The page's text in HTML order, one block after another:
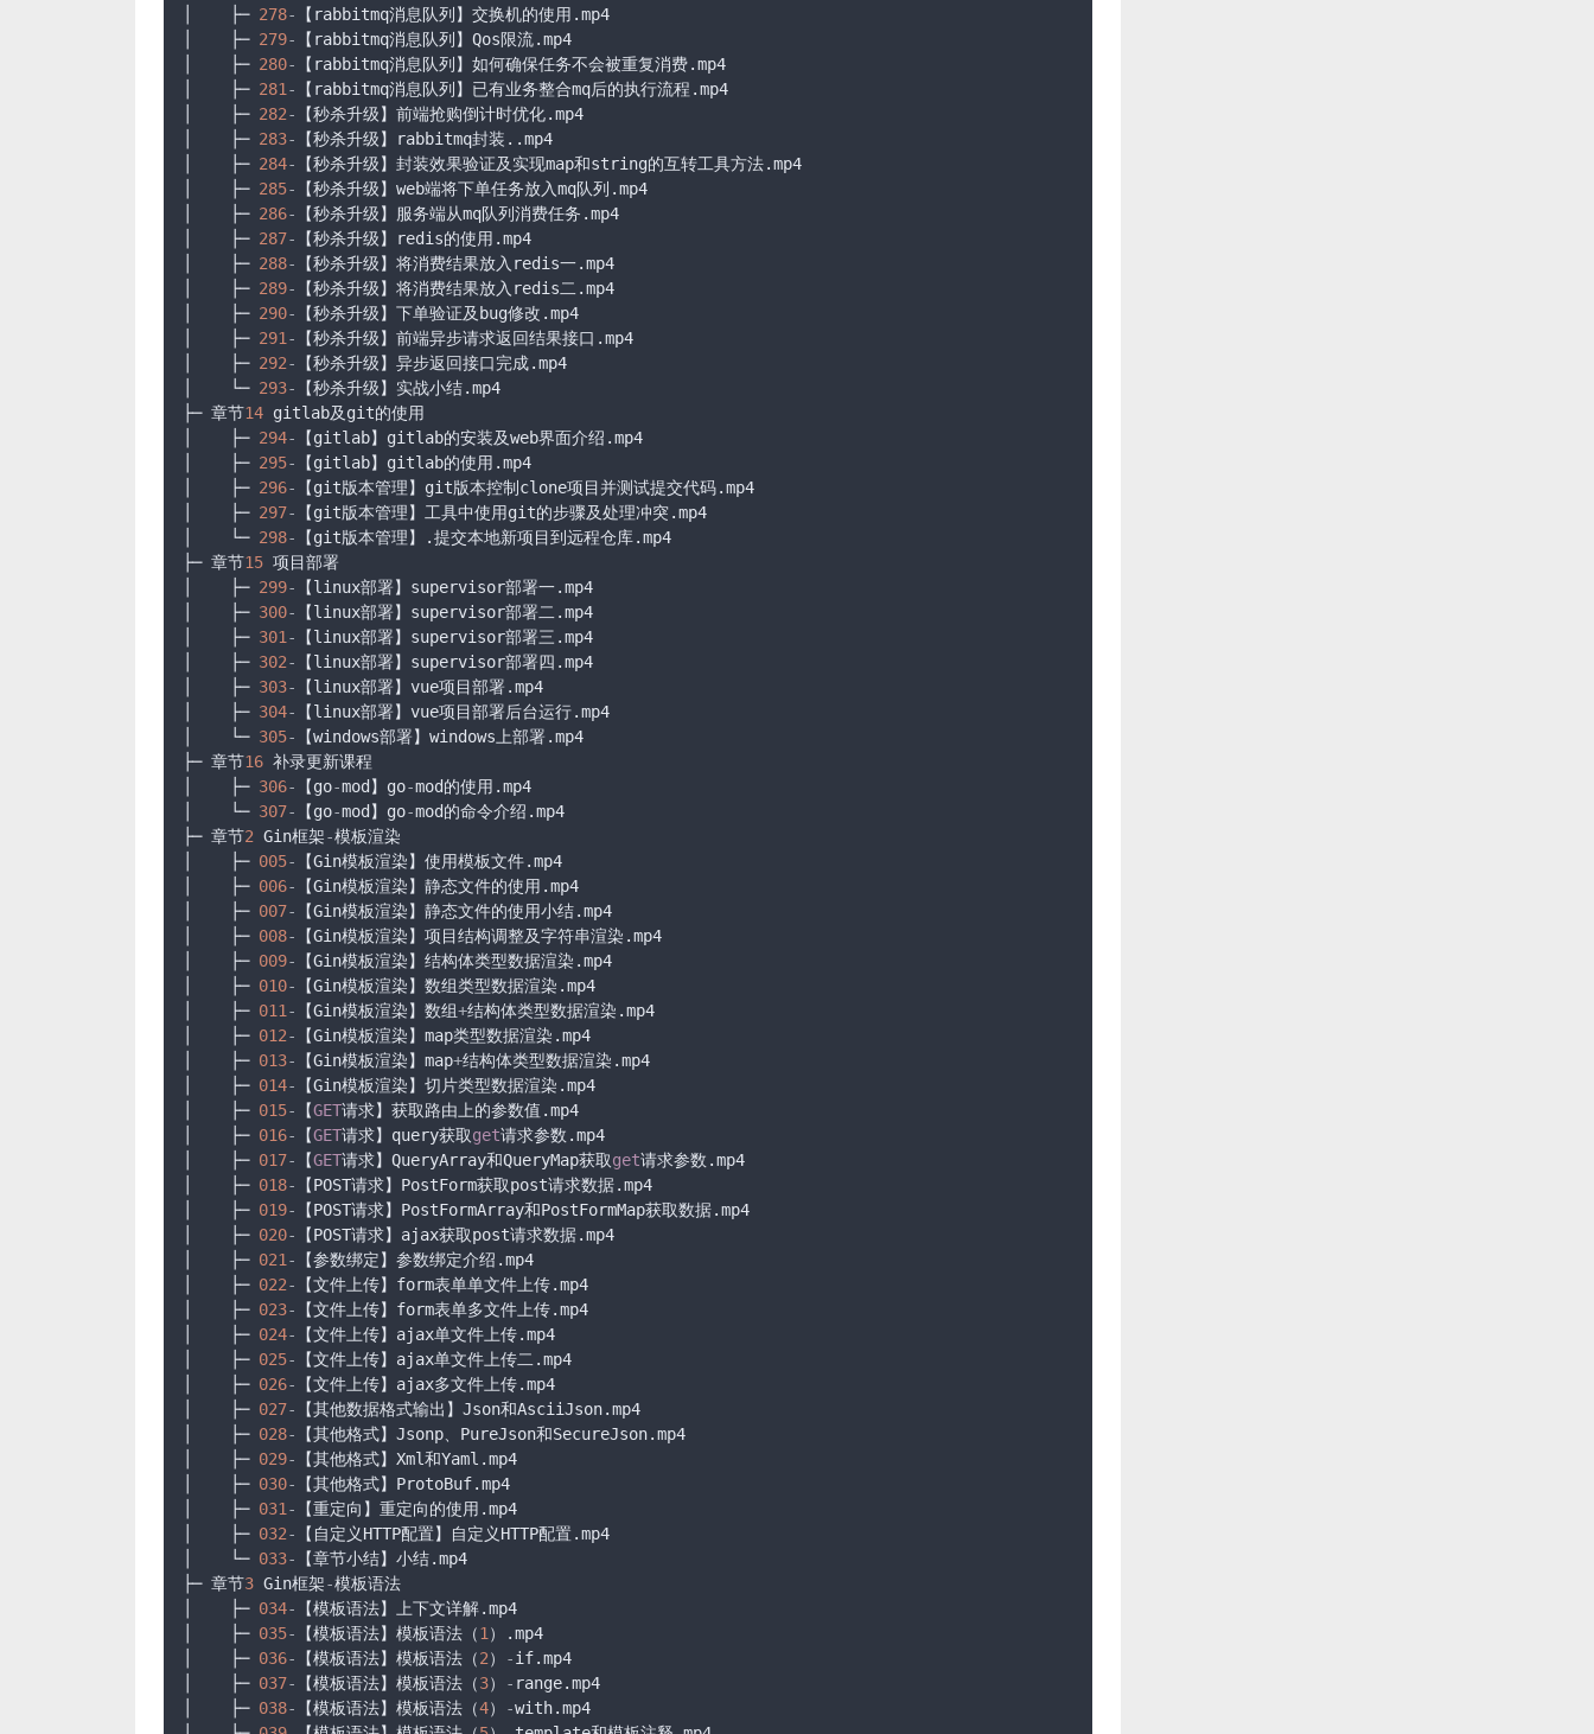
│    ├─ 278-
【rabbitmq消息队列】交换机的使用.mp4
│    ├─ 279-
【rabbitmq消息队列】Qos限流.mp4
│    ├─ 280-
【rabbitmq消息队列】如何确保任务不会被重复消费.mp4
│    ├─ 281 -
【rabbitmq消息队列】已有业务整合mq后的执行流程.mp4
│    ├─ 282-
【秒杀升级】前端抢购倒计时优化.mp4
│    ├─ 283-
【秒杀升级】rabbitmq封装..mp4
│    ├─ 284-
【秒杀升级】封装效果验证及实现map和string的互转工具方法.mp4
│    ├─ 285-
【秒杀升级】web端将下单任务放入mq队列.mp4
│    ├─ 286-
【秒杀升级】服务端从mq队列消费任务.mp4
│    ├─ 287-
【秒杀升级】redis的使用.mp4
│    ├─ 288-
【秒杀升级】将消费结果放入redis一.mp4
│    ├─ 289-
【秒杀升级】将消费结果放入redis二.mp4
│    ├─ 290-
【秒杀升级】下单验证及bug修改.mp4
│    ├─ 291 -
【秒杀升级】前端异步请求返回结果接口.mp4
│    ├─ 292-
【秒杀升级】异步返回接口完成.mp4
│    └─ 293-
【秒杀升级】实战小结.mp4
├─ 章节14 gitlab及git的使用
│    ├─ 294-
【gitlab】gitlab的安装及web界面介绍.mp4
│    ├─ 295-
【gitlab】gitlab的使用.mp4
│    ├─ 296-
【git版本管理】git版本控制clone项目并测试提交代码.mp4
│    ├─ 297-
【git版本管理】工具中使用git的步骤及处理冲突.mp4
│    └─ 298-
【git版本管理】.提交本地新项目到远程仓库.mp4
├─ 章节15 项目部署
│    ├─ 299-
【linux部署】supervisor部署一.mp4
│    ├─ 300-
【linux部署】supervisor部署二.mp4
│    ├─ 301 -
【linux部署】supervisor部署三.mp4
│    ├─ 302-
【linux部署】supervisor部署四.mp4
│    ├─ 303-
【linux部署】vue项目部署.mp4
│    ├─ 304-
【linux部署】vue项目部署后台运行.mp4
│    └─ 305-
【windows部署】windows上部署.mp4
├─ 章节16 补录更新课程
│    ├─ 306- 【go-mod】go-mod的使用.mp4
│    └─ 307- 【go-mod】go-mod的命令介绍.mp4
├─ 章节2 Gin框架-模板渲染
│    ├─ 005-
【Gin模板渲染】使用模板文件.mp4
│    ├─ 006-
【Gin模板渲染】静态文件的使用.mp4
│    ├─ 007-
【Gin模板渲染】静态文件的使用小结.mp4
│    ├─ 008-
【Gin模板渲染】项目结构调整及字符串渲染.mp4
│    ├─ 009-
【Gin模板渲染】结构体类型数据渲染.mp4
│    ├─ 010-
【Gin模板渲染】数组类型数据渲染.mp4
│    ├─ 011 - 【Gin模板渲染】数组+结构体类型数据渲染.mp4
│    ├─ 012-
【Gin模板渲染】map类型数据渲染.mp4
│    ├─ 013- 【Gin模板渲染】map+结构体类型数据渲染.mp4
│    ├─ 014-
【Gin模板渲染】切片类型数据渲染.mp4
│    ├─ 015- 【GET请求】获取路由上的参数值.mp4
│    ├─ 016- 【GET请求】query获取get请求参数.mp4
│    ├─ 017- 【GET请求】QueryArray和QueryMap获取get请求参数.mp4
│    ├─ 018-
【POST请求】PostForm获取post请求数据.mp4
│    ├─ 019-
【POST请求】PostFormArray和PostFormMap获取数据.mp4
│    ├─ 020-
【POST请求】ajax获取post请求数据.mp4
│    ├─ 021 -
【参数绑定】参数绑定介绍.mp4
│    ├─ 022-
【文件上传】form表单单文件上传.mp4
│    ├─ 023-
【文件上传】form表单多文件上传.mp4
│    ├─ 024-
【文件上传】ajax单文件上传.mp4
│    ├─ 025-
【文件上传】ajax单文件上传二.mp4
│    ├─ 026-
【文件上传】ajax多文件上传.mp4
│    ├─ 027-
【其他数据格式输出】Json和AsciiJson.mp4
│    ├─ 028-
【其他格式】Jsonp、PureJson和SecureJson.mp4
│    ├─ 029-
【其他格式】Xml和Yaml.mp4
│    ├─ 030-
【其他格式】ProtoBuf.mp4
│    ├─ 031 -
【重定向】重定向的使用.mp4
│    ├─ 032-
【自定义HTTP配置】自定义HTTP配置.mp4
│    └─ 033-
【章节小结】小结.mp4
├─ 章节3 Gin框架-模板语法
│    ├─ 034-
【模板语法】上下文详解.mp4
│    ├─ 035- 【模板语法】模板语法（1 ）.mp4
│    ├─ 036- 【模板语法】模板语法（2） -if.mp4
│    ├─ 037- 【模板语法】模板语法（3） - range.mp4
│    ├─ 038- 【模板语法】模板语法（4） -with.mp4